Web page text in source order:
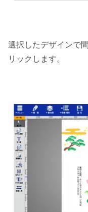
選択したデザインで
リックします。